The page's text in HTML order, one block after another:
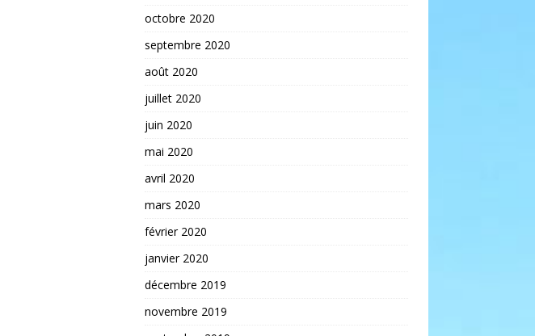
octobre 2020
septembre 2020
août 2020
juillet 2020
juin 2020
mai 2020
avril 2020
mars 2020
février 2020
janvier 2020
décembre 2019
novembre 2019